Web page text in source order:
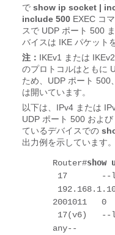
で show ip socket |
include 500 EXEC コ
スで UDP ポート 500
バイスは IKE パケット
注： IKEv1 または
のプロトコルはともに
ため、UDP ポート 500
は開いています。
以下は、IPv4 または
UDP ポート 500 およ
ているデバイスでの
出力例を示しています。
Router#show
17
2001011   0
17(v6)